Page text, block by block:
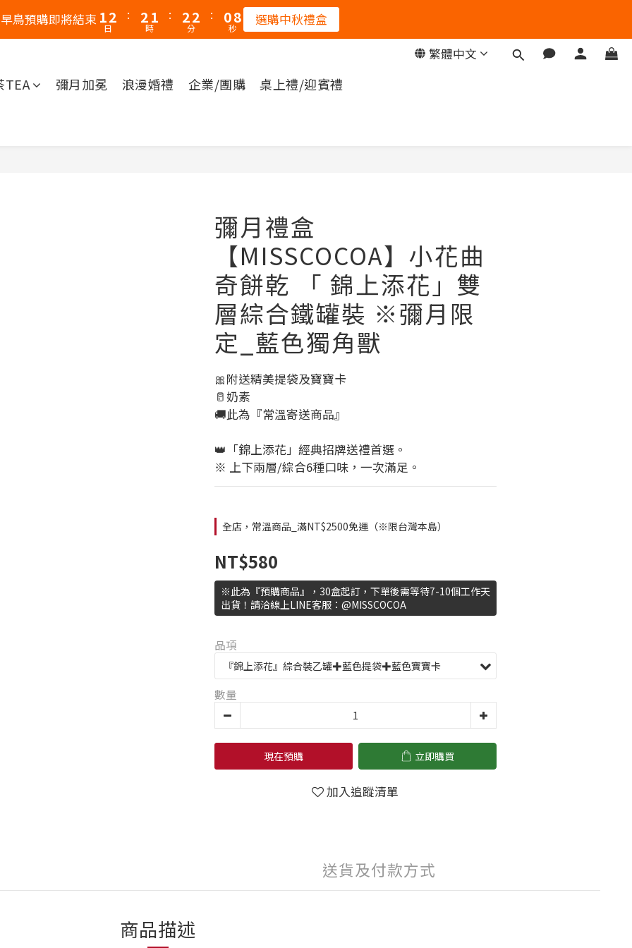
鳥預購即將結束 1
0
2
1
日
:
2
1
1
0
時
:
2
1
2
1
分
:
06
5
3
秒
選購中秋禮盒
繁體中文
TEA 彌月加冕 浪漫婚禮 企業/團購 桌上禮/迎賓禮
彌月禮盒
【MISSCOCOA】小花曲
奇餅乾 「 錦上添花」雙
層綜合鐵罐裝 ※彌月限
定_藍色獨角獸
🎀附送精美提袋及寶寶卡
🥛奶素
🚚此為『常溫寄送商品』
👑「錦上添花」經典招牌送禮首選。
※ 上下兩層/綜合6種口味，一次滿足。
全店，常溫商品_滿NT$2500免運（※限台灣本島）
NT$580
※此為『預購商品』，30盒起訂，下單後需等待7-10個工作天
出貨！請洽線上LINE客服：@MISSCOCOA
品項
數量
現在預購 立即購買
加入追蹤清單
送貨及付款方式
商品描述